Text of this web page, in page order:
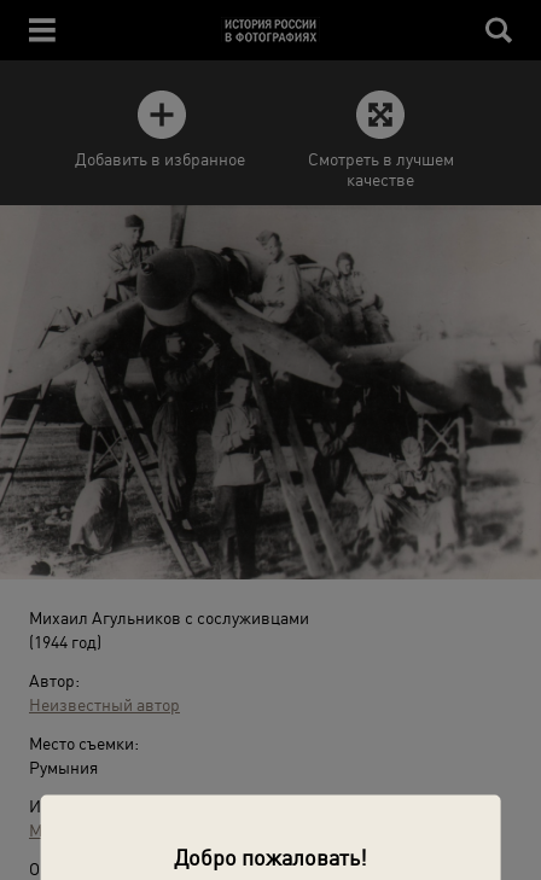
Добро пожаловать!
Добавить в избранное
Смотреть в лучшем
качестве
Михаил Агульников с сослуживцами
(1944 год)
Автор:
Неизвестный автор
Место съемки:
Румыния
Источники:
Музей истории евреев в России
О фотографии: